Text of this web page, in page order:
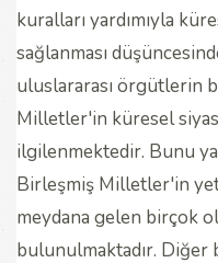
kuralları yardımıyla
sağlanması
uluslararası örgütlerin
Milletler'in küresel
ilgilenmektedir. Bunu
Birleşmiş Milletler'in
meydana gelen birçok
bulunulmaktadır. Diğer